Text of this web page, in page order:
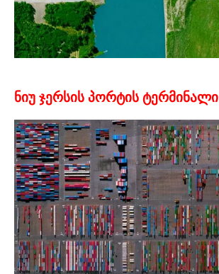
ნიუ ჯერსის პორტის ტერმინალი